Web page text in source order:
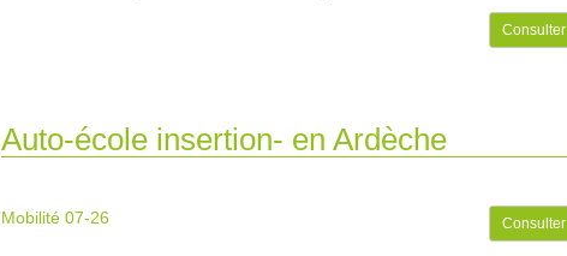
Consulter
Auto-école insertion- en Ardèche
Mobilité 07-26 Consulter